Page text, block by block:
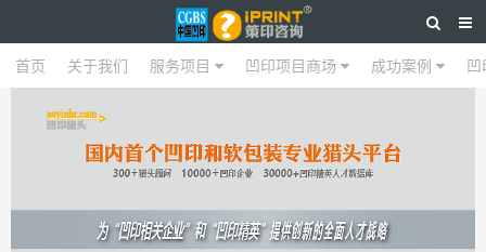
首页 关于我们 服务项目 凹印项目商场 成功案例